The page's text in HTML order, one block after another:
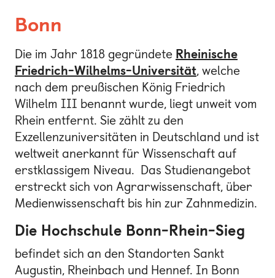
Bonn
Die im Jahr 1818 gegründete Rheinische
Friedrich-Wilhelms-Universität, welche
nach dem preußischen König Friedrich
Wilhelm III benannt wurde, liegt unweit vom
Rhein entfernt. Sie zählt zu den
Exzellenzuniversitäten in Deutschland und ist
weltweit anerkannt für Wissenschaft auf
erstklassigem Niveau. Das Studienangebot
erstreckt sich von Agrarwissenschaft, über
Medienwissenschaft bis hin zur Zahnmedizin.
Die Hochschule Bonn-Rhein-Sieg
befindet sich an den Standorten Sankt
Augustin, Rheinbach und Hennef. In Bonn